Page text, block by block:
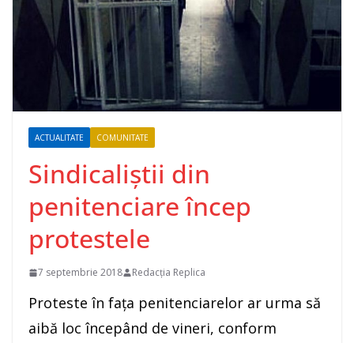
ACTUALITATE COMUNITATE
Sindicaliștii din
penitenciare încep
protestele
7 septembrie 2018 Redacția Replica
Proteste în faţa penitenciarelor ar urma să
aibă loc începând de vineri, conform